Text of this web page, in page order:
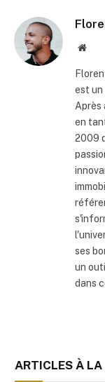
Site
est un
Après
en
2009
ses
un
dans
ARTICLES À LA